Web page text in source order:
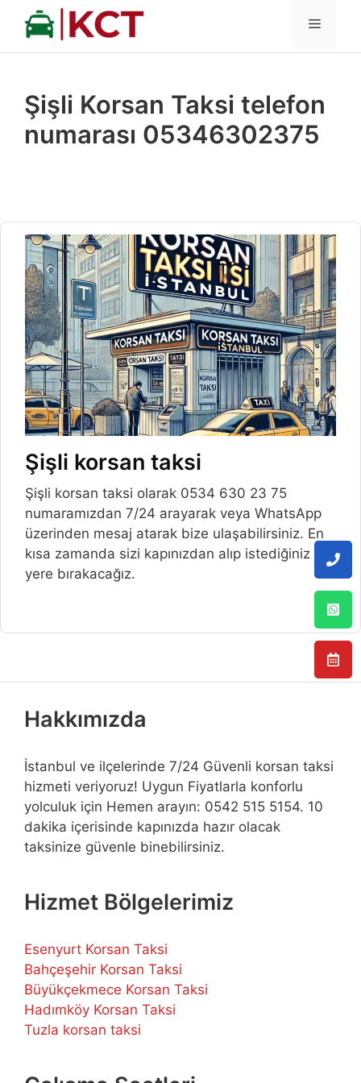
İçeriğe
MENÜ
Şişli Korsan Taksi telefon
numarası 05346302375
Şişli korsan taksi
Şişli korsan taksi olarak 0534 630 23 75
numaramızdan 7/24 arayarak veya WhatsApp
üzerinden mesaj atarak bize ulaşabilirsiniz. En
kısa zamanda sizi kapınızdan alıp istediğiniz
yere bırakacağız.
Hakkımızda
İstanbul ve ilçelerinde 7/24 Güvenli korsan taksi
hizmeti veriyoruz! Uygun Fiyatlarla konforlu
yolculuk için Hemen arayın: 0542 515 5154. 10
dakika içerisinde kapınızda hazır olacak
taksinize güvenle binebilirsiniz.
Hizmet Bölgelerimiz
Esenyurt Korsan Taksi
Bahçeşehir Korsan Taksi
Büyükçekmece Korsan Taksi
Hadımköy Korsan Taksi
Tuzla korsan taksi